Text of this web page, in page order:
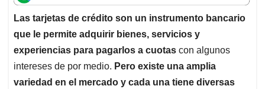
t
s
A
p
p
e
b
o
o
k
k
e
d
I
n
i
l
e
a
d
s
Las tarjetas de crédito son un instrumento bancario
que le permite adquirir bienes, servicios y
experiencias para pagarlos a cuotas con algunos
intereses de por medio. Pero existe una amplia
variedad en el mercado y cada una tiene diversas